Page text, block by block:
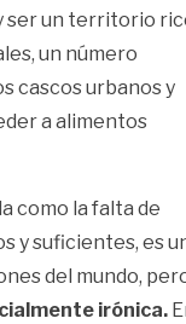
ser un territorio
un número
cascos urbanos y
a alimentos
como la falta de
y suficientes, es
del mundo,
irónica.